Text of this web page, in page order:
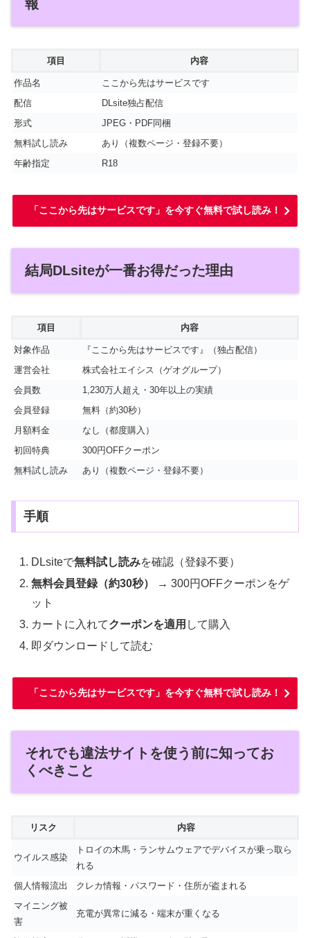
報
項目 内容
作品名
ここから先はサービスです
配信
DLsite独占配信
形式
JPEG・PDF同梱
無料試し読み
あり（複数ページ・登録不要）
年齢指定
R18
「ここから先はサービスです」を今すぐ無料で試し読み！
結局DLsiteが一番お得だった理由
項目 内容
対象作品
『ここから先はサービスです』（独占配信）
運営会社
株式会社エイシス（ゲオグループ）
会員数
1,230万人超え・30年以上の実績
会員登録
無料（約30秒）
月額料金
なし（都度購入）
初回特典
300円OFFクーポン
無料試し読み
あり（複数ページ・登録不要）
手順
DLsiteで無料試し読みを確認（登録不要）
無料会員登録（約30秒）
→ 300円OFFクーポンをゲ
ット
カートに入れてクーポンを適用 して購入
即ダウンロードして読む
「ここから先はサービスです」を今すぐ無料で試し読み！
それでも違法サイトを使う前に知ってお
くべきこと
リスク 内容
ウイルス感染
トロイの木馬・ランサムウェアでデバイスが乗っ取ら
れる
個人情報流出
クレカ情報・パスワード・住所が盗まれる
マイニング被
害
充電が異常に減る・端末が重くなる